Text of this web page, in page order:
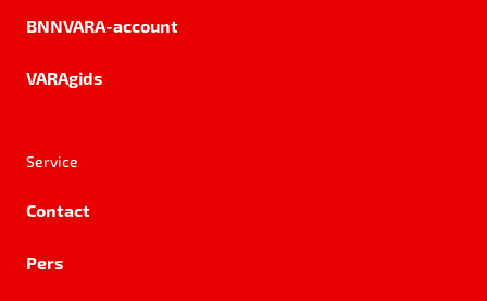
BNNVARA-account
VARAgids
Service
Contact
Pers